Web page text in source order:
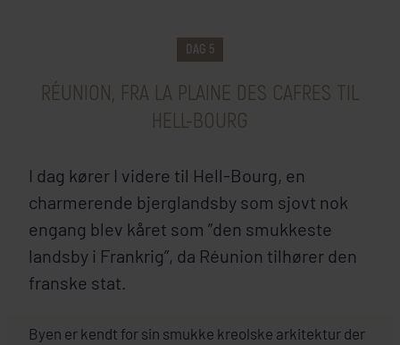
DAG 5
RÉUNION, FRA LA PLAINE DES CAFRES TIL
HELL-BOURG
I dag kører I videre til Hell-Bourg, en
charmerende bjerglandsby som sjovt nok
engang blev kåret som ”den smukkeste
landsby i Frankrig”, da Réunion tilhører den
franske stat.
Byen er kendt for sin smukke kreolske arkitektur der